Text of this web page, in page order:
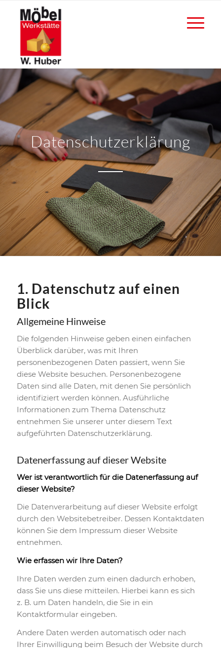
Datenschutz­erklärung
1. Datenschutz auf einen
Blick
Allgemeine Hinweise
Die folgenden Hinweise geben einen einfachen
Überblick darüber, was mit Ihren
personenbezogenen Daten passiert, wenn Sie
diese Website besuchen. Personenbezogene
Daten sind alle Daten, mit denen Sie persönlich
identifiziert werden können. Ausführliche
Informationen zum Thema Datenschutz
entnehmen Sie unserer unter diesem Text
aufgeführten Datenschutzerklärung.
Datenerfassung auf dieser Website
Wer ist verantwortlich für die Datenerfassung auf
dieser Website?
Die Datenverarbeitung auf dieser Website erfolgt
durch den Websitebetreiber. Dessen Kontaktdaten
können Sie dem Impressum dieser Website
entnehmen.
Wie erfassen wir Ihre Daten?
Ihre Daten werden zum einen dadurch erhoben,
dass Sie uns diese mitteilen. Hierbei kann es sich
z. B. um Daten handeln, die Sie in ein
Kontaktformular eingeben.
Andere Daten werden automatisch oder nach
Ihrer Einwilligung beim Besuch der Website durch